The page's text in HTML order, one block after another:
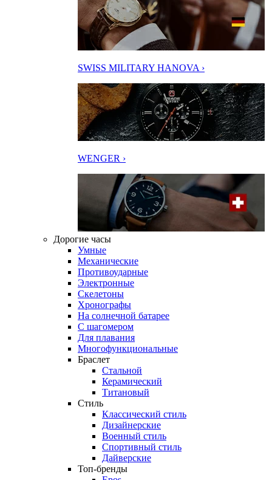
SWISS MILITARY HANOVA ›
WENGER ›
Дорогие часы
Умные
Механические
Противоударные
Электронные
Скелетоны
Хронографы
На солнечной батарее
С шагомером
Для плавания
Многофункциональные
Браслет
Стальной
Керамический
Титановый
Стиль
Классический стиль
Дизайнерские
Военный стиль
Спортивный стиль
Дайверские
Топ-бренды